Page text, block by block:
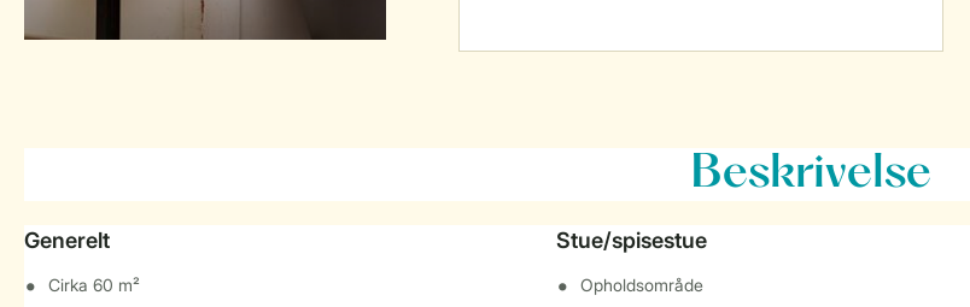
Beskrivelse
Generelt
Cirka 60 m²
Stue/spisestue
Opholdsområde